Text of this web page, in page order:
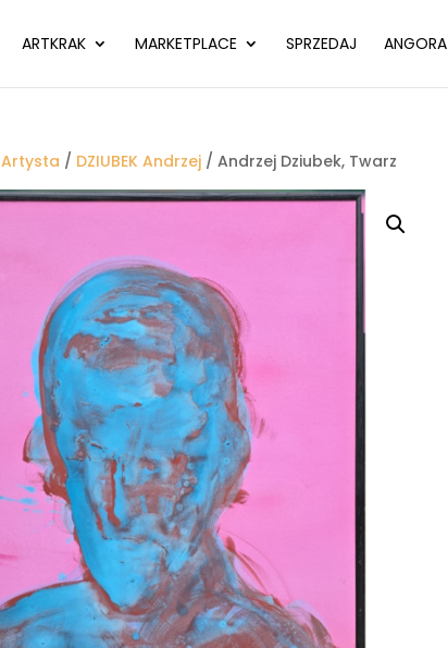
ARTKRAK MARKETPLACE SPRZEDAJ ANGORA
Artysta / DZIUBEK Andrzej / Andrzej Dziubek, Twarz